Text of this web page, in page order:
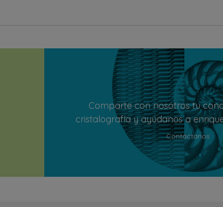
Comparte con nosotros tu
cristalografía y ayúdanos a
Contáctanos